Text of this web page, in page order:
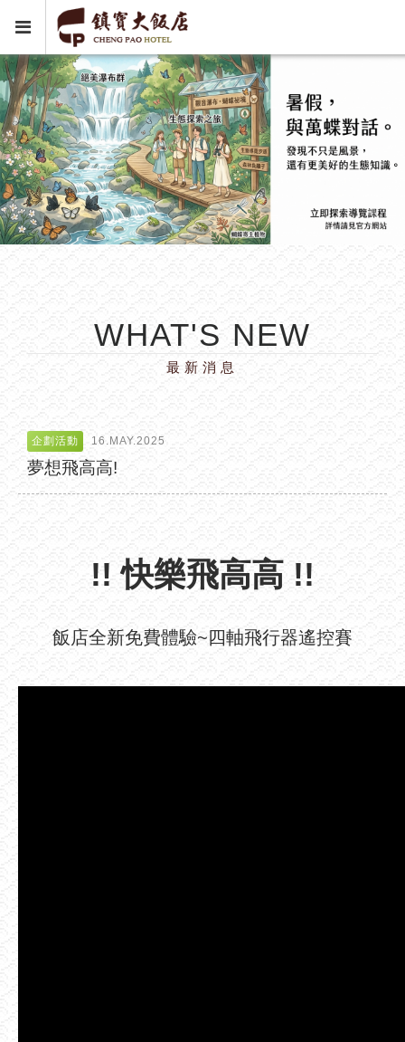
WHAT'S NEW
最新消息
企劃活動 16.MAY.2025
夢想飛高高!
!! 快樂飛高高 !!
飯店全新免費體驗~四軸飛行器遙控賽